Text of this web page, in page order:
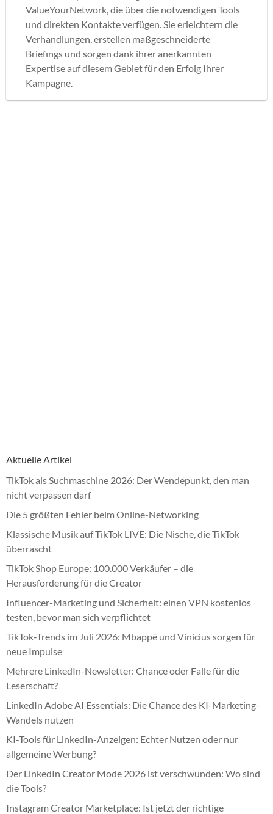
ValueYourNetwork, die über die notwendigen Tools
und direkten Kontakte verfügen. Sie erleichtern die
Verhandlungen, erstellen maßgeschneiderte
Briefings und sorgen dank ihrer anerkannten
Expertise auf diesem Gebiet für den Erfolg Ihrer
Kampagne.
Aktuelle Artikel
TikTok als Suchmaschine 2026: Der Wendepunkt, den man
nicht verpassen darf
Die 5 größten Fehler beim Online-Networking
Klassische Musik auf TikTok LIVE: Die Nische, die TikTok
überrascht
TikTok Shop Europe: 100.000 Verkäufer – die
Herausforderung für die Creator
Influencer-Marketing und Sicherheit: einen VPN kostenlos
testen, bevor man sich verpflichtet
TikTok-Trends im Juli 2026: Mbappé und Vinícius sorgen für
neue Impulse
Mehrere LinkedIn-Newsletter: Chance oder Falle für die
Leserschaft?
LinkedIn Adobe AI Essentials: Die Chance des KI-Marketing-
Wandels nutzen
KI-Tools für LinkedIn-Anzeigen: Echter Nutzen oder nur
allgemeine Werbung?
Der LinkedIn Creator Mode 2026 ist verschwunden: Wo sind
die Tools?
Instagram Creator Marketplace: Ist jetzt der richtige